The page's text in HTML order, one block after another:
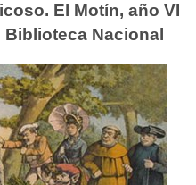
El Motín, año VI
Biblioteca Nacional